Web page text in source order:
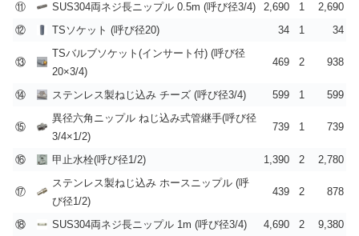
⑪ SUS304両ネジ長ニップル 0.5m (呼び径3/4) 2,690 1
2,690
⑫
TSソケット (呼び径20) 34 1 34
⑬
TSバルブソケット(インサート付) (呼び径
20×3/4)
469 2 938
⑭ ステンレス製ねじ込み チーズ (呼び径3/4) 599 1 599
⑮
異径六角ニップル ねじ込み式管継手(呼び径
3/4×1/2)
739 1 739
⑯ 甲止水栓(呼び径1/2) 1,390 2 2,780
⑰
ステンレス製ねじ込み ホースニップル (呼
び径1/2)
439 2 878
⑱ SUS304両ネジ長ニップル 1m (呼び径3/4) 4,690 2 9,380